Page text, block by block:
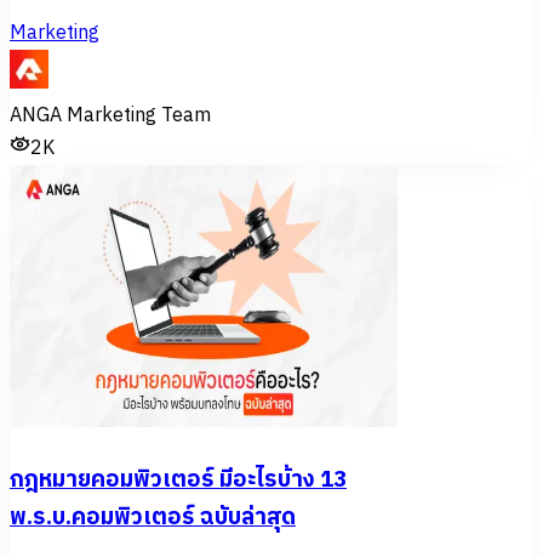
Marketing
ANGA Marketing Team
2K
กฎหมายคอมพิวเตอร์ มีอะไรบ้าง 13
พ.ร.บ.คอมพิวเตอร์ ฉบับล่าสุด